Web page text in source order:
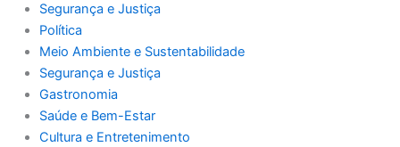
Segurança e Justiça
Política
Meio Ambiente e Sustentabilidade
Segurança e Justiça
Gastronomia
Saúde e Bem-Estar
Cultura e Entretenimento